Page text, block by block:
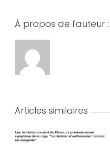
À propos de l'auteur :
Articles similaires